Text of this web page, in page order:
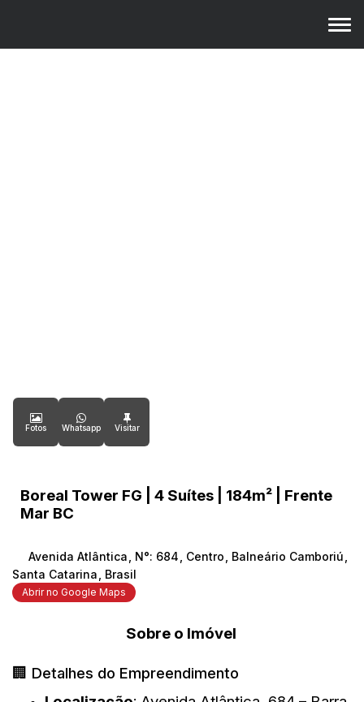
Fotos Whatsapp
Boreal Tower FG | 4 Suítes | 184m² | Frente
Mar BC
Avenida Atlântica N°: 684 Centro Balneário Camboriú
Santa Catarina
Brasil
Abrir no Google Maps
Sobre o Imóvel
🏢 Detalhes do Empreendimento